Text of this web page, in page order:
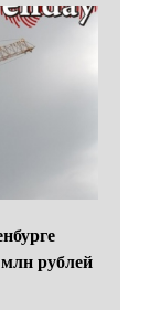
рублей